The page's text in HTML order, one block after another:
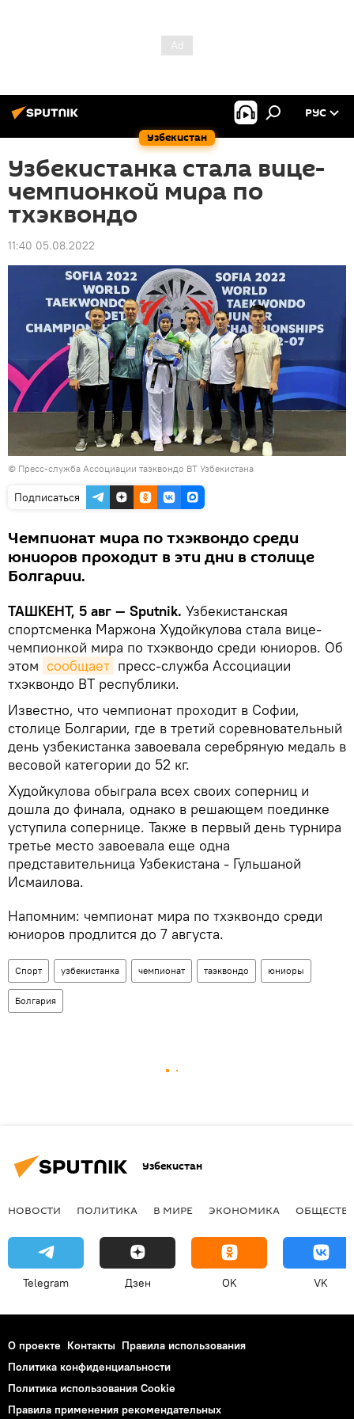
Узбекистан
РУС
Узбекистанка стала вице-
чемпионкой мира по
тхэквондо
11:40 05.08.2022
© Пресс-служба Ассоциации таэквондо ВТ Узбекистана
Подписаться
Чемпионат мира по тхэквондо среди
юниоров проходит в эти дни в столице
Болгарии.
ТАШКЕНТ, 5 авг — Sputnik. Узбекистанская
спортсменка Маржона Худойкулова стала вице-
чемпионкой мира по тхэквондо среди юниоров. Об
этом сообщает пресс-служба Ассоциации
тхэквондо ВТ республики.
Известно, что чемпионат проходит в Софии,
столице Болгарии, где в третий соревновательный
день узбекистанка завоевала серебряную медаль в
весовой категории до 52 кг.
Худойкулова обыграла всех своих соперниц и
дошла до финала, однако в решающем поединке
уступила сопернице. Также в первый день турнира
третье место завоевала еще одна
представительница Узбекистана - Гульшаной
Исмаилова.
Напомним: чемпионат мира по тхэквондо среди
юниоров продлится до 7 августа.
Спорт узбекистанка чемпионат таэквондо юниоры
Болгария
Узбекистан
НОВОСТИ ПОЛИТИКА В МИРЕ ЭКОНОМИКА
Telegram Дзен OK VK
О проекте Контакты Правила использования
Политика конфиденциальности
Политика использования Cookie
Правила применения рекомендательных